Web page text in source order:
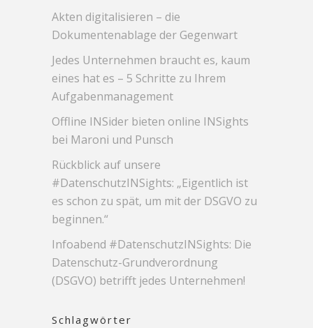
Akten digitalisieren – die
Dokumentenablage der Gegenwart
Jedes Unternehmen braucht es, kaum
eines hat es – 5 Schritte zu Ihrem
Aufgabenmanagement
Offline INSider bieten online INSights
bei Maroni und Punsch
Rückblick auf unsere
#DatenschutzINSights: „Eigentlich ist
es schon zu spät, um mit der DSGVO zu
beginnen.“
Infoabend #DatenschutzINSights: Die
Datenschutz-Grundverordnung
(DSGVO) betrifft jedes Unternehmen!
Schlagwörter